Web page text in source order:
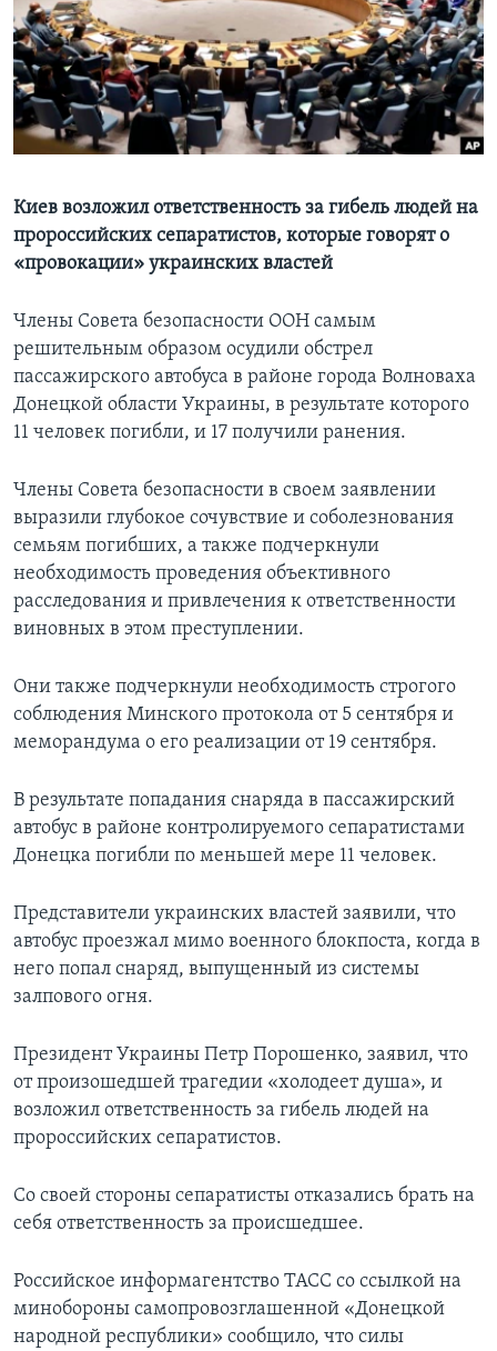
Learning English
СОЦИАЛЬНЫЕ СЕТИ
Языки
Киев возложил ответственность за гибель людей на
пророссийских сепаратистов, которые говорят о
«провокации» украинских властей
Члены Совета безопасности ООН самым
решительным образом осудили обстрел
пассажирского автобуса в районе города Волноваха
Донецкой области Украины, в результате которого
11 человек погибли, и 17 получили ранения.
Члены Совета безопасности в своем заявлении
выразили глубокое сочувствие и соболезнования
семьям погибших, а также подчеркнули
необходимость проведения объективного
расследования и привлечения к ответственности
виновных в этом преступлении.
Они также подчеркнули необходимость строгого
соблюдения Минского протокола от 5 сентября и
меморандума о его реализации от 19 сентября.
В результате попадания снаряда в пассажирский
автобус в районе контролируемого сепаратистами
Донецка погибли по меньшей мере 11 человек.
Представители украинских властей заявили, что
автобус проезжал мимо военного блокпоста, когда в
него попал снаряд, выпущенный из системы
залпового огня.
Президент Украины Петр Порошенко, заявил, что
от произошедшей трагедии «холодеет душа», и
возложил ответственность за гибель людей на
пророссийских сепаратистов.
Со своей стороны сепаратисты отказались брать на
себя ответственность за происшедшее.
Российское информагентство ТАСС со ссылкой на
минобороны самопровозглашенной «Донецкой
народной республики» сообщило, что силы